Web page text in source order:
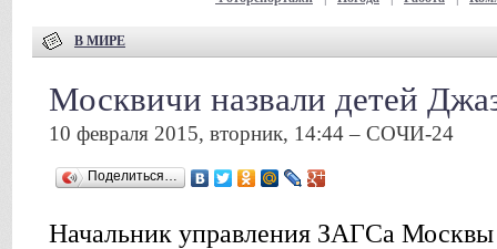
В МИРЕ
Москвичи назвали детей
10 февраля 2015, вторник, 14:44 – СОЧИ-24
Поделиться…
Начальник управления ЗАГСа